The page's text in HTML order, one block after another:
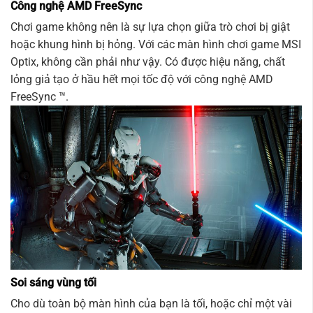
Công nghệ AMD FreeSync
Chơi game không nên là sự lựa chọn giữa trò chơi bị giật
hoặc khung hình bị hỏng. Với các màn hình chơi game MSI
Optix, không cần phải như vậy. Có được hiệu năng, chất
lỏng giả tạo ở hầu hết mọi tốc độ với công nghệ AMD
FreeSync ™.
Soi sáng vùng tối
Cho dù toàn bộ màn hình của bạn là tối, hoặc chỉ một vài